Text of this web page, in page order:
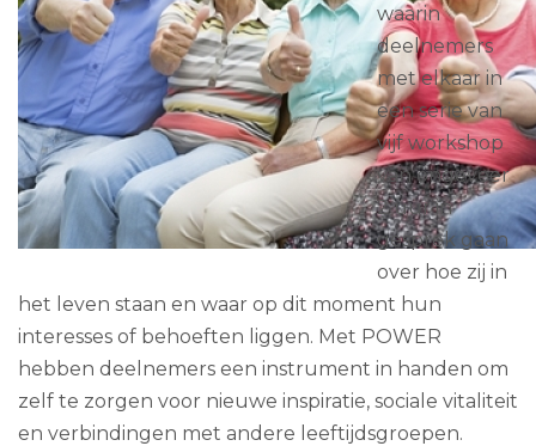
waarin
deelnemers
met elkaar in
een serie van
vijf workshop
van ongeveer
2 uur in
gesprek gaan
over hoe zij in
het leven staan en waar op dit moment hun
interesses of behoeften liggen. Met POWER
hebben deelnemers een instrument in handen om
zelf te zorgen voor nieuwe inspiratie, sociale vitaliteit
en verbindingen met andere leeftijdsgroepen.